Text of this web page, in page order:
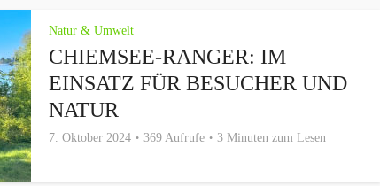
Natur & Umwelt
CHIEMSEE-RANGER: IM
EINSATZ FÜR BESUCHER UND
NATUR
7. Oktober 2024 369 Aufrufe 3 Minuten zum Lesen